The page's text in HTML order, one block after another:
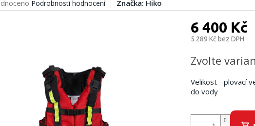
Podrobnosti hodnocení Značka: Hiko
6 400 Kč
5 289 Kč bez DPH
cena:
Zvolte
Velikost - plovací
do vody